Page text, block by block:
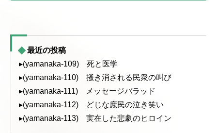
最近の投稿
▸(yamanaka-109) 死と医学
▸(yamanaka-110) 掻き消される民衆の叫び
▸(yamanaka-111) メッセージバラッド
▸(yamanaka-112) どじな庶民の泣き笑い
▸(yamanaka-113) 実在した悲劇のヒロイン